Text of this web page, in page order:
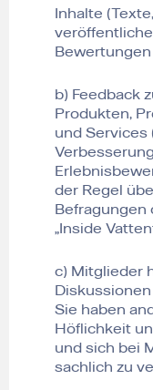
Inhalte
b) Feedback
Produkten,
und Services
der Regel
Befragungen
„Inside
c) Mitglieder
Sie haben
Höflichkeit
und sich bei
sachlich zu